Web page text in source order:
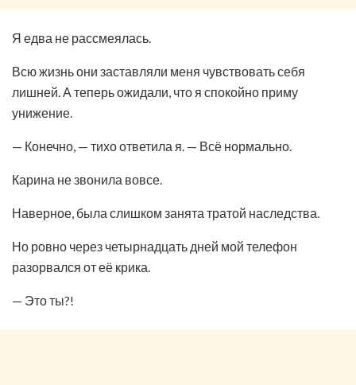
Я едва не рассмеялась.
Всю жизнь они заставляли меня чувствовать себя
лишней. А теперь ожидали, что я спокойно приму
унижение.
— Конечно, — тихо ответила я. — Всё нормально.
Карина не звонила вовсе.
Наверное, была слишком занята тратой наследства.
Но ровно через четырнадцать дней мой телефон
разорвался от её крика.
— Это ты?!